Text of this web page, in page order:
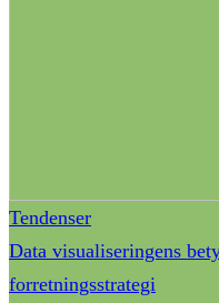
Tendenser
Data visualiseringens
forretningsstrategi